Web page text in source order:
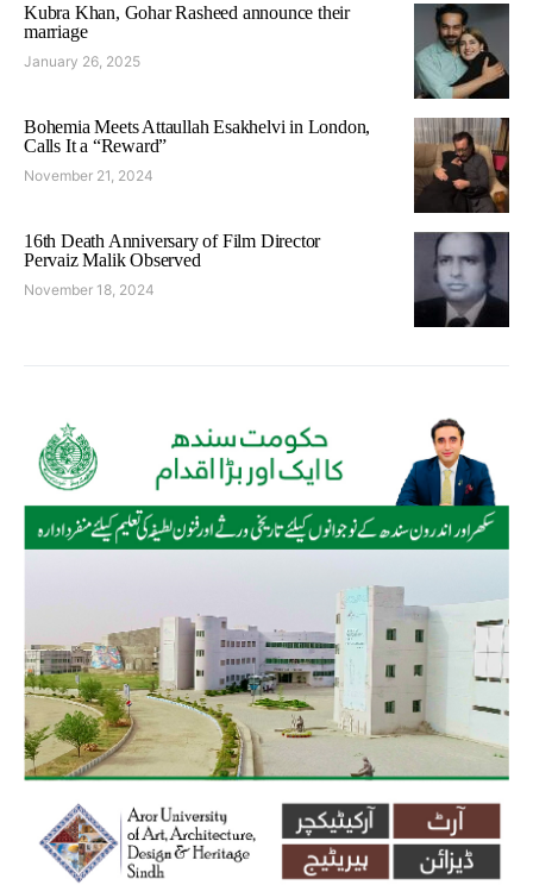
Kubra Khan, Gohar Rasheed announce their
marriage
January 26, 2025
Bohemia Meets Attaullah Esakhelvi in London,
Calls It a “Reward”
November 21, 2024
16th Death Anniversary of Film Director
Pervaiz Malik Observed
November 18, 2024